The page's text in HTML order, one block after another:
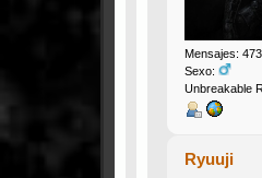
Mensajes: 473
Sexo:
Unbreakable
Ryuuji